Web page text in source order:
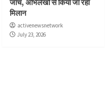
जांच, अभिलेखों से किया जा रहा
मिलान
activenewsnetwork
July 23, 2026